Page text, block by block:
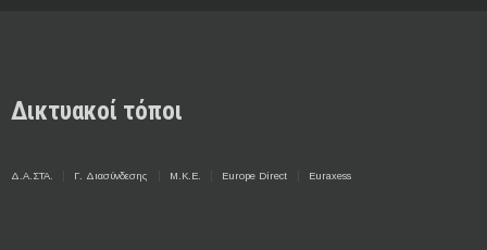
Δικτυακοί τόποι
Δ.Α.ΣΤΑ. Γ. Διασύνδεσης Μ.Κ.Ε. Europe Direct Euraxess